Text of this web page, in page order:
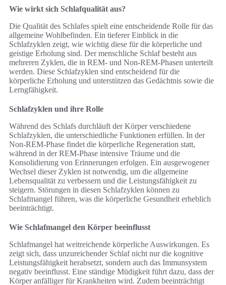
Wie wirkt sich Schlafqualität aus?
Die Qualität des Schlafes spielt eine entscheidende Rolle für das
allgemeine Wohlbefinden. Ein tieferer Einblick in die
Schlafzyklen zeigt, wie wichtig diese für die körperliche und
geistige Erholung sind. Der menschliche Schlaf besteht aus
mehreren Zyklen, die in REM- und Non-REM-Phasen unterteilt
werden. Diese Schlafzyklen sind entscheidend für die
körperliche Erholung und unterstützen das Gedächtnis sowie die
Lerngfähigkeit.
Schlafzyklen und ihre Rolle
Während des Schlafs durchläuft der Körper verschiedene
Schlafzyklen, die unterschiedliche Funktionen erfüllen. In der
Non-REM-Phase findet die körperliche Regeneration statt,
während in der REM-Phase intensive Träume und die
Konsolidierung von Erinnerungen erfolgen. Ein ausgewogener
Wechsel dieser Zyklen ist notwendig, um die allgemeine
Lebensqualität zu verbessern und die Leistungsfähigkeit zu
steigern. Störungen in diesen Schlafzyklen können zu
Schlafmangel führen, was die körperliche Gesundheit erheblich
beeinträchtigt.
Wie Schlafmangel den Körper beeinflusst
Schlafmangel hat weitreichende körperliche Auswirkungen. Es
zeigt sich, dass unzureichender Schlaf nicht nur die kognitive
Leistungsfähigkeit herabsetzt, sondern auch das Immunsystem
negativ beeinflusst. Eine ständige Müdigkeit führt dazu, dass der
Körper anfälliger für Krankheiten wird. Zudem beeinträchtigt